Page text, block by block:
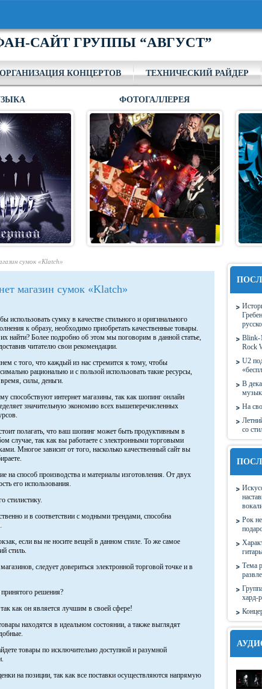
САЙТ ГРУППЫ “АВГУСТ”
КОНЦЕРТОВ ТЕХНИЧЕСКИЙ РАЙДЕР
ФОТОГАЛЛЕРЕЯ
сумок «Klatch»
магазин сумок «Klatch»
использовать сумку в качестве стильного и оригинального
к образу, необходимо приобретать качественные товары.
найти? Более подробно об этом мы поговорим в данной статье,
читателю свои рекомендации.
с того, что каждый из нас стремится к тому, чтобы
рационально и с пользой использовать такие ресурсы,
силы, деньги.
способствуют интернет магазины, так как шопинг онлайн
значительную экономию всех вышеперечисленных
полагать, что ваш шопинг может быть продуктивным в
случае, так как вы работаете с электронными торговыми
Многое зависит от того, насколько качественный сайт вы
на способ производства и материалы изготовления. От двух
его использования.
стилистику.
и в соответствии с модными трендами, способна
если вы не носите вещей в данном стиле. То же самое
стиль.
следует довериться электронной торговой точке и в
решения?
как он является лучшим в своей сфере!
находятся в идеальном состоянии, а также выглядят
товары по исключительно доступной и разумной
на позиции, так как все поставки осуществляются напрямую
Blink-
Rock
U2
В
На
со
Рок
Тема
хард-